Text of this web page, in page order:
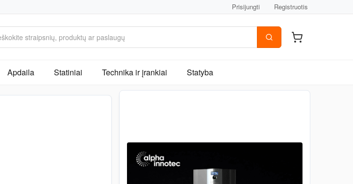
Prisijungti Registruotis
Apdaila Statiniai Technika ir įrankiai Statyba